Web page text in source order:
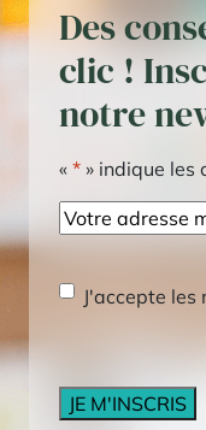
Des
clic !
notre
« * » indique les
E-
mail
RGPD*
J'accepte les